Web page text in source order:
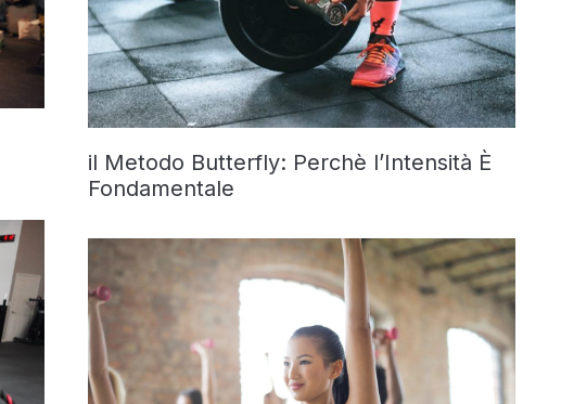
il Metodo Butterfly: Perchè l’Intensità È
Fondamentale